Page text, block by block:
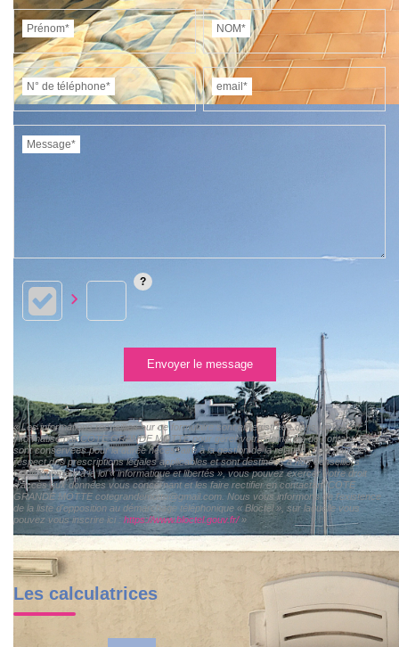
Prénom* NOM*
N° de téléphone* email*
Message*
Envoyer le message
« Les informations recueillies sur ce formulaire sont enregistrées dans un fichier
informatisé par COTE GRANDE MOTTE pour gérer votre demande de contact. Elles
sont conservées pour la durée nécessaire à la gestion de la relation client dans le
respect des prescriptions légales applicables et sont destinées à nos conseillers
Conformément à la loi « informatique et libertés », vous pouvez exercer votre droit
d'accès aux données vous concernant et les faire rectifier en contactant COTE
GRANDE MOTTE cotegrandemotte@gmail.com. Nous vous informons de l'existence
de la liste d'opposition au démarchage téléphonique « Bloctel », sur laquelle vous
pouvez vous inscrire ici : https://www.bloctel.gouv.fr/»
Les calculatrices